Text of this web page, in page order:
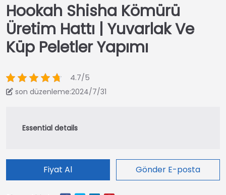
Hookah Shisha Kömürü
Üretim Hattı | Yuvarlak Ve
Küp Peletler Yapımı
4.7/5
son düzenleme:2024/7/31
Fiyat Al Gönder E-posta